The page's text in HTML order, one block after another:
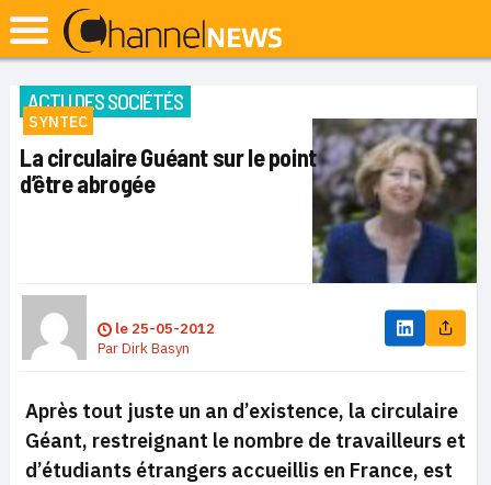
ACTU DES SOCIÉTÉS
SYNTEC
La circulaire Guéant sur le point
d’être abrogée
le 25-05-2012
ParDirk Basyn
Après tout juste un an d’existence, la circulaire
Géant, restreignant le nombre de travailleurs et
d’étudiants étrangers accueillis en France, est